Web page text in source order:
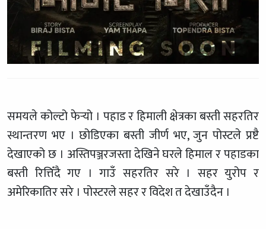
समयले कोल्टो फेर्‍यो । पहाड र हिमाली क्षेत्रका बस्ती सहरतिर
स्थान्तरण भए । छोडिएका बस्ती जीर्ण भए, जुन पोस्टले प्रष्टै
देखाएको छ । अस्तिपञ्जरजस्ता देखिने घरले हिमाल र पहाडका
बस्ती रित्तिँदै गए । गाउँ सहरतिर सरे । सहर युरोप र
अमेरिकातिर सरे । पोस्टरले सहर र विदेश त देखाउँदैन ।